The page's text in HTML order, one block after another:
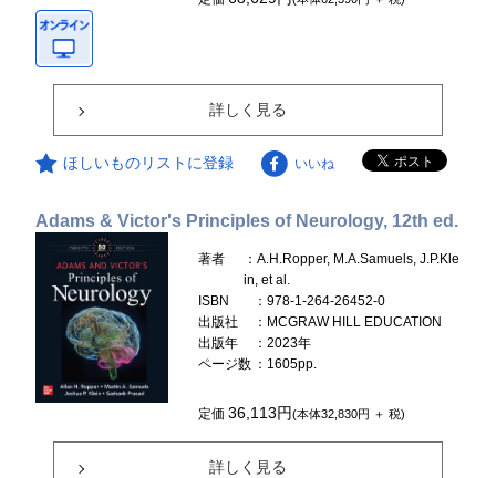
詳しく見る
ほしいものリストに登録 いいね
Adams & Victor's Principles of Neurology, 12th ed.
著者
：A.H.Ropper, M.A.Samuels, J.P.Kle
in, et al.
ISBN
：978-1-264-26452-0
出版社
：MCGRAW HILL EDUCATION
出版年
：2023年
ページ数 ：1605pp.
定価36,113円(本体32,830円 ＋ 税)
詳しく見る